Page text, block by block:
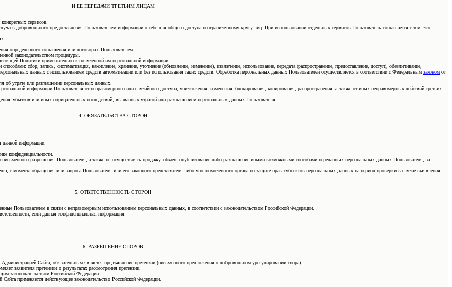
И ЕЕ ПЕРЕДАЧИ ТРЕТЬИМ ЛИЦАМ
сервисов.
добровольного предоставления Пользователем информации о себе для общего доступа неограниченному кругу лиц. При использовании отдельных сервисов Пользователь соглашается с тем, что
определенного соглашения или договора с Пользователем.
законодательством процедуры.
Политики применительно к полученной им персональной информации.
сбор, запись, систематизация, накопление, хранение, уточнение (обновление, изменение), извлечение, использование, передача (распространение, предоставление, доступ), обезличивание,
данных с использованием средств автоматизации или без использования таких средств. Обработка персональных данных Пользователей осуществляется в соответствии с Федеральным законом от
об утрате или разглашении персональных данных.
информации Пользователя от неправомерного или случайного доступа, уничтожения, изменения, блокирования, копирования, распространения, а также от иных неправомерных действий третьих
убытков или иных отрицательных последствий, вызванных утратой или разглашением персональных данных Пользователя.
4. ОБЯЗАТЕЛЬСТВА СТОРОН
информации.
конфиденциальности.
разрешения Пользователя, а также не осуществлять продажу, обмен, опубликование либо разглашение иными возможными способами переданных персональных данных Пользователя, за
момента обращения или запроса Пользователя или его законного представителя либо уполномоченного органа по защите прав субъектов персональных данных на период проверки в случае выявления
5. ОТВЕТСТВЕННОСТЬ СТОРОН
Пользователем в связи с неправомерным использованием персональных данных, в соответствии с законодательством Российской Федерации.
если данная конфиденциальная информация:
6. РАЗРЕШЕНИЕ СПОРОВ
Сайта, обязательным является предъявление претензии (письменного предложения о добровольном урегулировании спора).
заявителя претензии о результатах рассмотрения претензии.
законодательством Российской Федерации.
применяется действующее законодательство Российской Федерации.